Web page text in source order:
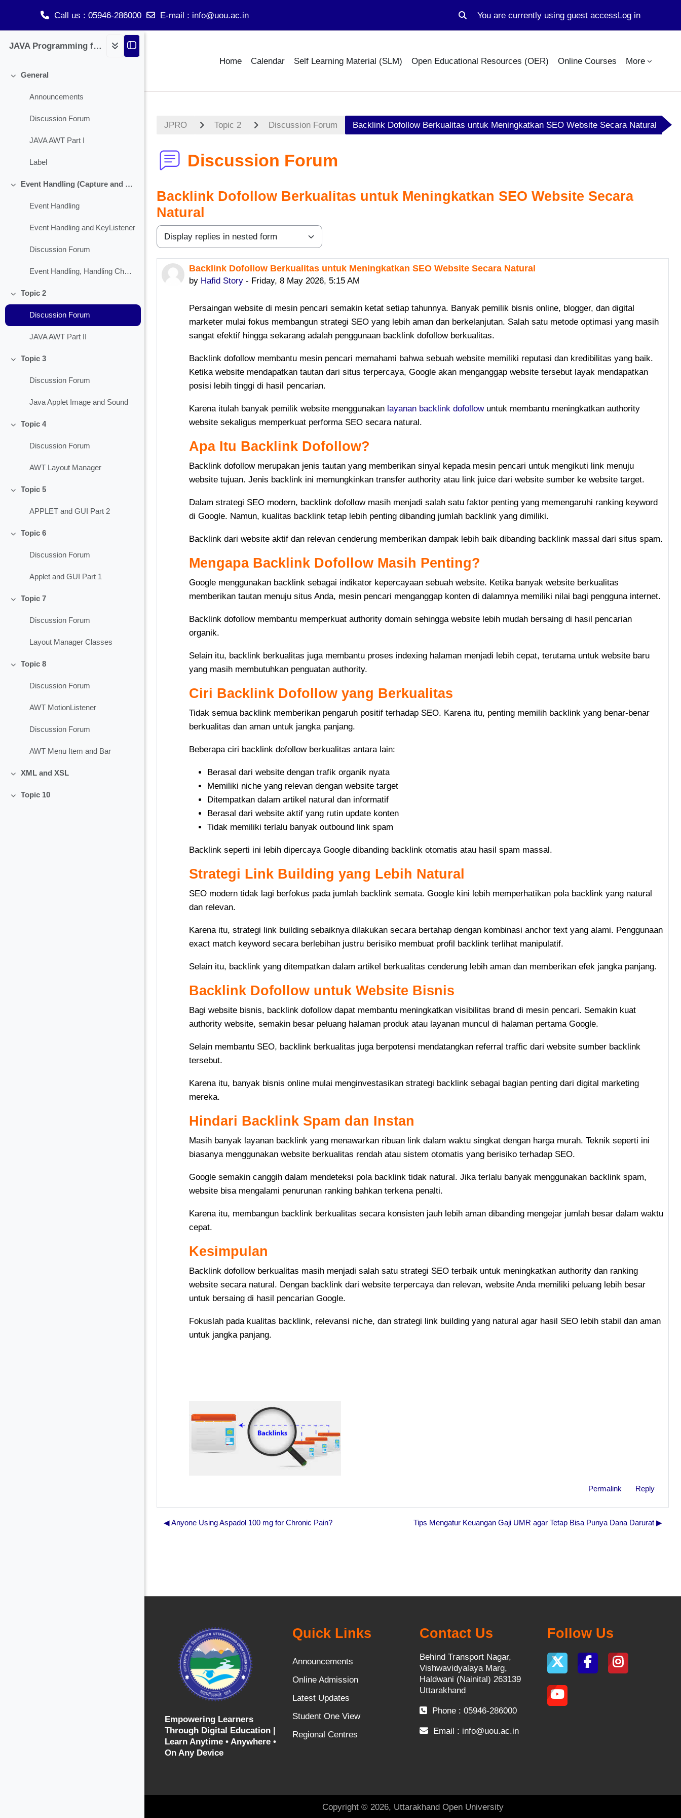
Call us : 05946-286000 E-mail : info@uou.ac.in
Toggle search input
You are currently using guest accessLog in
Home Calendar Self Learning Material (SLM) Open Educational Resources (OER) Online Courses More
JAVA Programming for BCA
General
Announcements
Discussion Forum
JAVA AWT Part I
Label
Event Handling (Capture and Handling Check Box)
Event Handling
Event Handling and KeyListener
Discussion Forum
Event Handling, Handling Check Box
Collapse
Topic 2
Discussion Forum
JAVA AWT Part II
Collapse
Topic 3
Discussion Forum
Java Applet Image and Sound
Collapse
Topic 4
Discussion Forum
AWT Layout Manager
Collapse
Topic 5
APPLET and GUI Part 2
Collapse
Topic 6
Discussion Forum
Applet and GUI Part 1
Collapse
Topic 7
Discussion Forum
Layout Manager Classes
Collapse
Topic 8
Discussion Forum
AWT MotionListener
Discussion Forum
AWT Menu Item and Bar
XML and XSL
Collapse
Topic 10
JPRO Topic 2 Discussion Forum Backlink Dofollow Berkualitas untuk Meningkatkan SEO Website Secara Natural
Discussion Forum
Backlink Dofollow Berkualitas untuk Meningkatkan SEO Website Secara
Natural
Display mode
Backlink Dofollow Berkualitas untuk Meningkatkan SEO Website Secara Natural
by Hafid Story - Friday, 8 May 2026, 5:15 AM
Number of replies: 0
Persaingan website di mesin pencari semakin ketat setiap tahunnya. Banyak pemilik bisnis online, blogger, dan digital
marketer mulai fokus membangun strategi SEO yang lebih aman dan berkelanjutan. Salah satu metode optimasi yang masih
sangat efektif hingga sekarang adalah penggunaan backlink dofollow berkualitas.
Backlink dofollow membantu mesin pencari memahami bahwa sebuah website memiliki reputasi dan kredibilitas yang baik.
Ketika website mendapatkan tautan dari situs terpercaya, Google akan menganggap website tersebut layak mendapatkan
posisi lebih tinggi di hasil pencarian.
Karena itulah banyak pemilik website menggunakan layanan backlink dofollowuntuk membantu meningkatkan authority
website sekaligus memperkuat performa SEO secara natural.
Apa Itu Backlink Dofollow?
Backlink dofollow merupakan jenis tautan yang memberikan sinyal kepada mesin pencari untuk mengikuti link menuju
website tujuan. Jenis backlink ini memungkinkan transfer authority atau link juice dari website sumber ke website target.
Dalam strategi SEO modern, backlink dofollow masih menjadi salah satu faktor penting yang memengaruhi ranking keyword
di Google. Namun, kualitas backlink tetap lebih penting dibanding jumlah backlink yang dimiliki.
Backlink dari website aktif dan relevan cenderung memberikan dampak lebih baik dibanding backlink massal dari situs spam.
Mengapa Backlink Dofollow Masih Penting?
Google menggunakan backlink sebagai indikator kepercayaan sebuah website. Ketika banyak website berkualitas
memberikan tautan menuju situs Anda, mesin pencari menganggap konten di dalamnya memiliki nilai bagi pengguna internet.
Backlink dofollow membantu memperkuat authority domain sehingga website lebih mudah bersaing di hasil pencarian
organik.
Selain itu, backlink berkualitas juga membantu proses indexing halaman menjadi lebih cepat, terutama untuk website baru
yang masih membutuhkan penguatan authority.
Ciri Backlink Dofollow yang Berkualitas
Tidak semua backlink memberikan pengaruh positif terhadap SEO. Karena itu, penting memilih backlink yang benar-benar
berkualitas dan aman untuk jangka panjang.
Beberapa ciri backlink dofollow berkualitas antara lain:
Berasal dari website dengan trafik organik nyata
Memiliki niche yang relevan dengan website target
Ditempatkan dalam artikel natural dan informatif
Berasal dari website aktif yang rutin update konten
Tidak memiliki terlalu banyak outbound link spam
Backlink seperti ini lebih dipercaya Google dibanding backlink otomatis atau hasil spam massal.
Strategi Link Building yang Lebih Natural
SEO modern tidak lagi berfokus pada jumlah backlink semata. Google kini lebih memperhatikan pola backlink yang natural
dan relevan.
Karena itu, strategi link building sebaiknya dilakukan secara bertahap dengan kombinasi anchor text yang alami. Penggunaan
exact match keyword secara berlebihan justru berisiko membuat profil backlink terlihat manipulatif.
Selain itu, backlink yang ditempatkan dalam artikel berkualitas cenderung lebih aman dan memberikan efek jangka panjang.
Backlink Dofollow untuk Website Bisnis
Bagi website bisnis, backlink dofollow dapat membantu meningkatkan visibilitas brand di mesin pencari. Semakin kuat
authority website, semakin besar peluang halaman produk atau layanan muncul di halaman pertama Google.
Selain membantu SEO, backlink berkualitas juga berpotensi mendatangkan referral traffic dari website sumber backlink
tersebut.
Karena itu, banyak bisnis online mulai menginvestasikan strategi backlink sebagai bagian penting dari digital marketing
mereka.
Hindari Backlink Spam dan Instan
Masih banyak layanan backlink yang menawarkan ribuan link dalam waktu singkat dengan harga murah. Teknik seperti ini
biasanya menggunakan website berkualitas rendah atau sistem otomatis yang berisiko terhadap SEO.
Google semakin canggih dalam mendeteksi pola backlink tidak natural. Jika terlalu banyak menggunakan backlink spam,
website bisa mengalami penurunan ranking bahkan terkena penalti.
Karena itu, membangun backlink berkualitas secara konsisten jauh lebih aman dibanding mengejar jumlah besar dalam waktu
cepat.
Kesimpulan
Backlink dofollow berkualitas masih menjadi salah satu strategi SEO terbaik untuk meningkatkan authority dan ranking
website secara natural. Dengan backlink dari website terpercaya dan relevan, website Anda memiliki peluang lebih besar
untuk bersaing di hasil pencarian Google.
Fokuslah pada kualitas backlink, relevansi niche, dan strategi link building yang natural agar hasil SEO lebih stabil dan aman
untuk jangka panjang.
Permalink Reply
◀︎ Anyone Using Aspadol 100 mg for Chronic Pain? Tips Mengatur Keuangan Gaji UMR agar Tetap Bisa Punya Dana Darurat ▶︎
Empowering Learners
Through Digital Education |
Learn Anytime • Anywhere •
On Any Device
Quick Links
Announcements
Online Admission
Latest Updates
Student One View
Regional Centres
Contact Us
Behind Transport Nagar,
Vishwavidyalaya Marg,
Haldwani (Nainital) 263139
Uttarakhand
Phone : 05946-286000
Email : info@uou.ac.in
Follow Us
Copyright © 2026, Uttarakhand Open University